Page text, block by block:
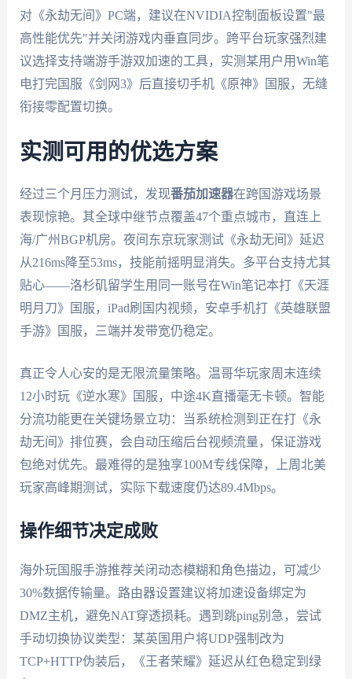
对《永劫无间》PC端，建议在NVIDIA控制面板设置"最
高性能优先"并关闭游戏内垂直同步。跨平台玩家强烈建
议选择支持端游手游双加速的工具，实测某用户用Win笔
电打完国服《剑网3》后直接切手机《原神》国服，无缝
衔接零配置切换。
实测可用的优选方案
经过三个月压力测试，发现番茄加速器在跨国游戏场景
表现惊艳。其全球中继节点覆盖47个重点城市，直连上
海/广州BGP机房。夜间东京玩家测试《永劫无间》延迟
从216ms降至53ms，技能前摇明显消失。多平台支持尤其
贴心——洛杉矶留学生用同一账号在Win笔记本打《天涯
明月刀》国服，iPad刷国内视频，安卓手机打《英雄联盟
手游》国服，三端并发带宽仍稳定。
真正令人心安的是无限流量策略。温哥华玩家周末连续
12小时玩《逆水寒》国服，中途4K直播毫无卡顿。智能
分流功能更在关键场景立功：当系统检测到正在打《永
劫无间》排位赛，会自动压缩后台视频流量，保证游戏
包绝对优先。最难得的是独享100M专线保障，上周北美
玩家高峰期测试，实际下载速度仍达89.4Mbps。
操作细节决定成败
海外玩国服手游推荐关闭动态模糊和角色描边，可减少
30%数据传输量。路由器设置建议将加速设备绑定为
DMZ主机，避免NAT穿透损耗。遇到跳ping别急，尝试
手动切换协议类型：某英国用户将UDP强制改为
TCP+HTTP伪装后，《王者荣耀》延迟从红色稳定到绿